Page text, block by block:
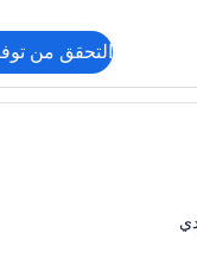
التحقق من
مكتب ومساحة